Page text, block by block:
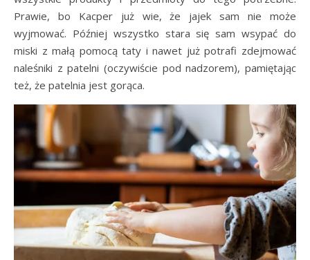
Prawie, bo Kacper już wie, że jajek sam nie może
wyjmować. Później wszystko stara się sam wsypać do
miski z małą pomocą taty i nawet już potrafi zdejmować
naleśniki z patelni (oczywiście pod nadzorem), pamiętając
też, że patelnia jest gorąca.